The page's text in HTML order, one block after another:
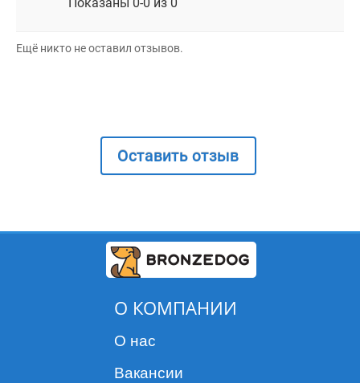
Ещё никто не оставил отзывов.
Оставить отзыв
О КОМПАНИИ
О нас
Вакансии